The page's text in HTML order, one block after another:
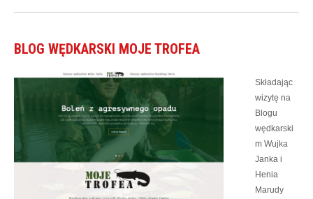
BLOG WĘDKARSKI MOJE TROFEA
Składając
wizytę na
Blogu
wędkarski
m Wujka
Janka i
Henia
Marudy